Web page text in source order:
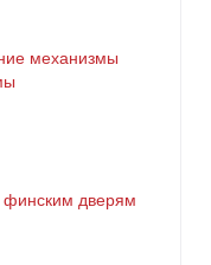
механизмы
финским дверям